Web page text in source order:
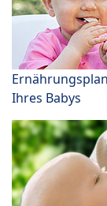
Ihres Babys